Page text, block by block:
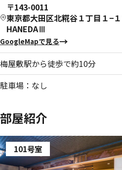
〒143-0011
東京都大田区北糀谷１丁目１−
HANEDAⅢ
GoogleMapで見る
梅屋敷駅から徒歩で約10分
駐車場：なし
部屋紹介
101号室